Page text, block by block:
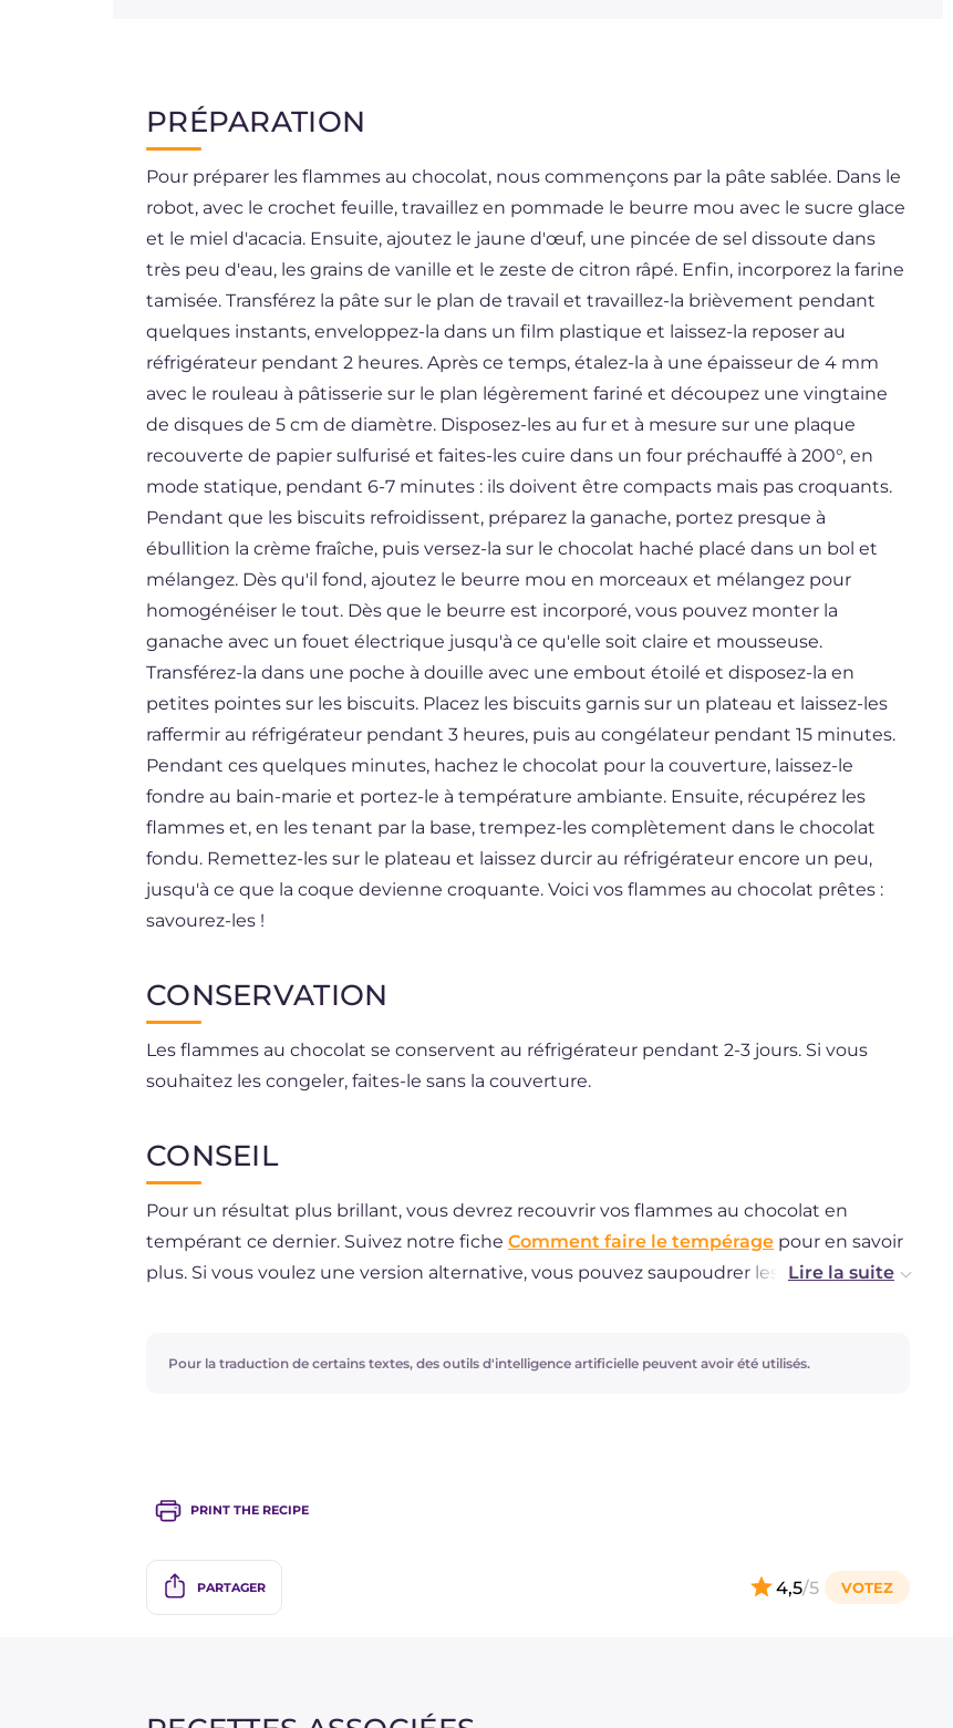
PRÉPARATION
Pour préparer les flammes au chocolat, nous commençons par la pâte sablée. Dans le
robot, avec le crochet feuille, travaillez en pommade le beurre mou avec le sucre glace
et le miel d'acacia. Ensuite, ajoutez le jaune d'œuf, une pincée de sel dissoute dans
très peu d'eau, les grains de vanille et le zeste de citron râpé. Enfin, incorporez la farine
tamisée. Transférez la pâte sur le plan de travail et travaillez-la brièvement pendant
quelques instants, enveloppez-la dans un film plastique et laissez-la reposer au
réfrigérateur pendant 2 heures. Après ce temps, étalez-la à une épaisseur de 4 mm
avec le rouleau à pâtisserie sur le plan légèrement fariné et découpez une vingtaine
de disques de 5 cm de diamètre. Disposez-les au fur et à mesure sur une plaque
recouverte de papier sulfurisé et faites-les cuire dans un four préchauffé à 200°, en
mode statique, pendant 6-7 minutes : ils doivent être compacts mais pas croquants.
Pendant que les biscuits refroidissent, préparez la ganache, portez presque à
ébullition la crème fraîche, puis versez-la sur le chocolat haché placé dans un bol et
mélangez. Dès qu'il fond, ajoutez le beurre mou en morceaux et mélangez pour
homogénéiser le tout. Dès que le beurre est incorporé, vous pouvez monter la
ganache avec un fouet électrique jusqu'à ce qu'elle soit claire et mousseuse.
Transférez-la dans une poche à douille avec une embout étoilé et disposez-la en
petites pointes sur les biscuits. Placez les biscuits garnis sur un plateau et laissez-les
raffermir au réfrigérateur pendant 3 heures, puis au congélateur pendant 15 minutes.
Pendant ces quelques minutes, hachez le chocolat pour la couverture, laissez-le
fondre au bain-marie et portez-le à température ambiante. Ensuite, récupérez les
flammes et, en les tenant par la base, trempez-les complètement dans le chocolat
fondu. Remettez-les sur le plateau et laissez durcir au réfrigérateur encore un peu,
jusqu'à ce que la coque devienne croquante. Voici vos flammes au chocolat prêtes :
savourez-les !
CONSERVATION
Les flammes au chocolat se conservent au réfrigérateur pendant 2-3 jours. Si vous
souhaitez les congeler, faites-le sans la couverture.
CONSEIL
Pour un résultat plus brillant, vous devrez recouvrir vos flammes au chocolat en
tempérant ce dernier. Suivez notre fiche Comment faire le tempérage pour en savoir
plus. Si vous voulez une version alternative, vous pouvez saupoudrer les pointes avec
Pour la traduction de certains textes, des outils d'intelligence artificielle peuvent avoir été utilisés.
PRINT THE RECIPE
PARTAGER 4,5/5